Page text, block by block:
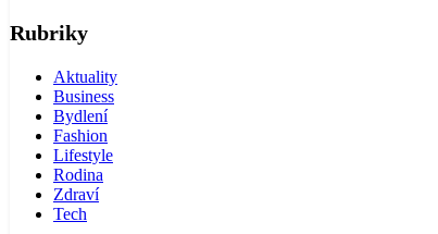
Rubriky
Aktuality
Business
Bydlení
Fashion
Lifestyle
Rodina
Zdraví
Tech